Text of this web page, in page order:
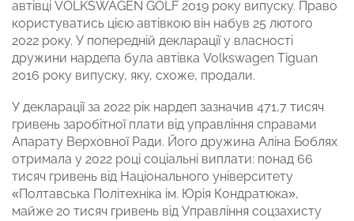
автівці VOLKSWAGEN GOLF 2019 року випуску. Право
користуватись цією автівкою він набув 25 лютого
2022 року. У попередній декларації у власності
дружини нардепа була автівка Volkswagen Tiguan
2016 року випуску, яку, схоже, продали.
У декларації за 2022 рік нардеп зазначив 471,7 тисяч
гривень заробітної плати від управління справами
Апарату Верховної Ради. Його дружина Аліна Боблях
отримала у 2022 році соціальні виплати: понад 66
тисяч гривень від Національного університету
«Полтавська Політехніка ім. Юрія Кондратюка»,
майже 20 тисяч гривень від Управління соцзахисту